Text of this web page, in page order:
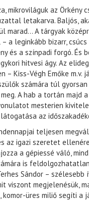
mikroviláguk az Örkény
letakarva. Baljós,
marad… A tárgyak
– a leginkább bizarr,
és a színpadi forgó.
hitvesi ágy. Az
– Kiss-Végh Emőke
számára túl
A hab a tortán majd
mesterien
az
teljesen
az igazi szeretet
a gépiessé váló,
is
Sándor –
viszont megjelenésük,
komor-üres miliő segíti a